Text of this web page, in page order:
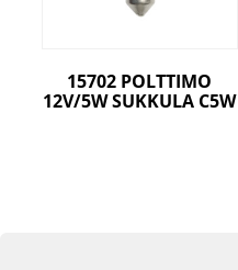
15702 POLTTIMO
12V/5W SUKKULA C5W